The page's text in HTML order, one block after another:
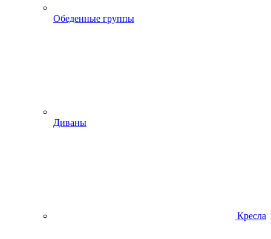
Обеденные группы
Диваны
Кресла